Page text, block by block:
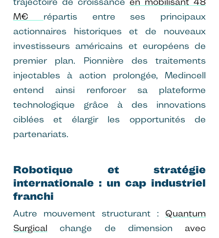
M€ répartis entre ses principaux
actionnaires historiques et de nouveaux
investisseurs américains et européens de
premier plan. Pionnière des traitements
injectables à action prolongée, Medincell
entend ainsi renforcer sa plateforme
technologique grâce à des innovations
ciblées et élargir les opportunités de
partenariats.
Robotique et stratégie
internationale : un cap industriel
franchi
Autre mouvement structurant : Quantum
Surgical change de dimension avec